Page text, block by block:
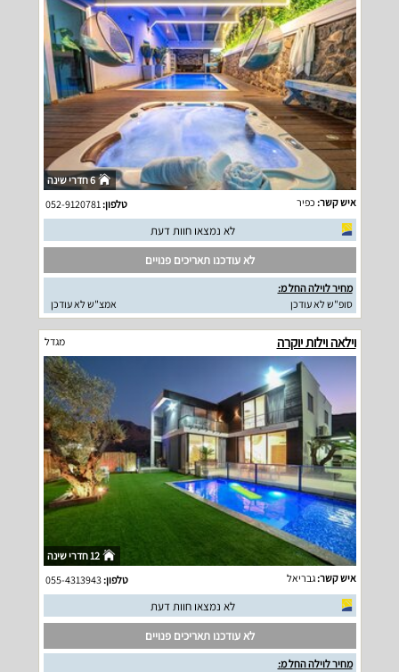
6 חדרי שינה
איש קשר: כפיר טלפון:
לא נמצאו חוות דעת
לא עודכנו תאריכים פנויים
מחיר לוילה החל מ:
סופ"ש לא עודכן
אמצ"ש לא עודכן
וילאה וילות יוקרה מגדל
12 חדרי שינה
איש קשר:גבריאל טלפון:055-4313943
לא נמצאו חוות דעת
לא עודכנו תאריכים פנויים
מחיר לוילה החל מ: